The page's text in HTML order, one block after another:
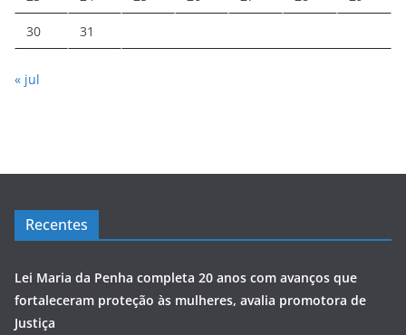
30 31
« jul
Recentes
Lei Maria da Penha completa 20 anos com avanços que
fortaleceram proteção às mulheres, avalia promotora de
Justiça